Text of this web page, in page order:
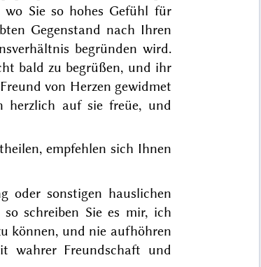
wo Sie so hohes Gefühl für
Gegenstand nach Ihren
begründen wird.
bald zu begrüßen, und ihr
von Herzen gewidmet
herzlich auf sie freüe, und
empfehlen sich Ihnen
oder sonstigen hauslichen
schreiben Sie es mir, ich
können, und nie aufhöhren
wahrer Freundschaft und